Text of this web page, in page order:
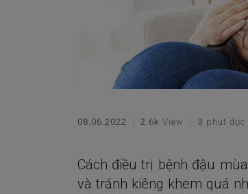
08.06.2022 2.6k View 3 phút đọc
Cách điều trị bệnh đậu
và tránh kiêng khem quá